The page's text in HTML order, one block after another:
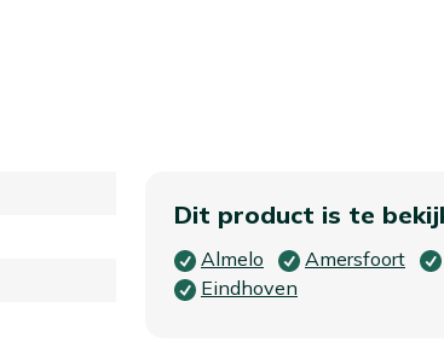
Dit product is te
Almelo Amersfoort
Eindhoven